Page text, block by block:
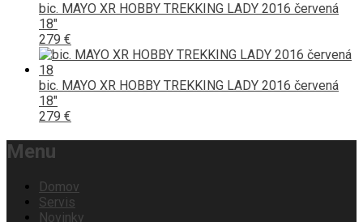
bic. MAYO XR HOBBY TREKKING LADY 2016 červená
18"
279 €
bic. MAYO XR HOBBY TREKKING LADY 2016 červená
18"
279 €
Menu
Domov
Servis
Novinky